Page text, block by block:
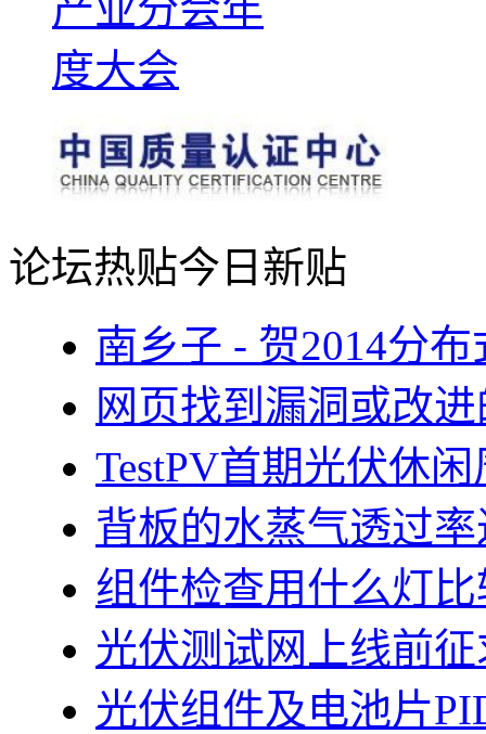
论坛热贴今日新贴
南乡子 - 贺2014分
网页找到漏洞或改
TestPV首期光伏休
背板的水蒸气透过
组件检查用什么灯
光伏测试网上线前
光伏组件及电池片